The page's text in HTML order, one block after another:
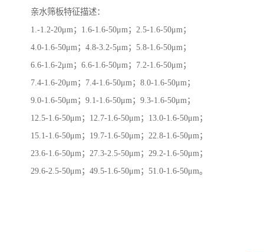
亲水筛板特征描述：
1.-1.2-20μm；1.6-1.6-50μm；2.5-1.6-50μm；
4.0-1.6-50μm；4.8-3.2-5μm；5.8-1.6-50μm；
6.6-1.6-2μm；6.6-1.6-50μm；7.2-1.6-50μm；
7.4-1.6-20μm；7.4-1.6-50μm；8.0-1.6-50μm；
9.0-1.6-50μm；9.1-1.6-50μm；9.3-1.6-50μm；
12.5-1.6-50μm；12.7-1.6-50μm；13.0-1.6-50μm；
15.1-1.6-50μm；19.7-1.6-50μm；22.8-1.6-50μm；
23.6-1.6-50μm；27.3-2.5-50μm；29.2-1.6-50μm；
29.6-2.5-50μm；49.5-1.6-50μm；51.0-1.6-50μm。